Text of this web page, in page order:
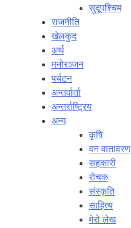
सुदूपश्‍चिम
राजनीति
खेलकुद
अर्थ
मनोरञ्‍जन
पर्यटन
अन्तर्वार्ता
अन्तर्राष्‍ट्रिय
अन्य
कृषि
वन वातावरण
सहकारी
रोचक
संस्कृति
साहित्य
मेरो लेख